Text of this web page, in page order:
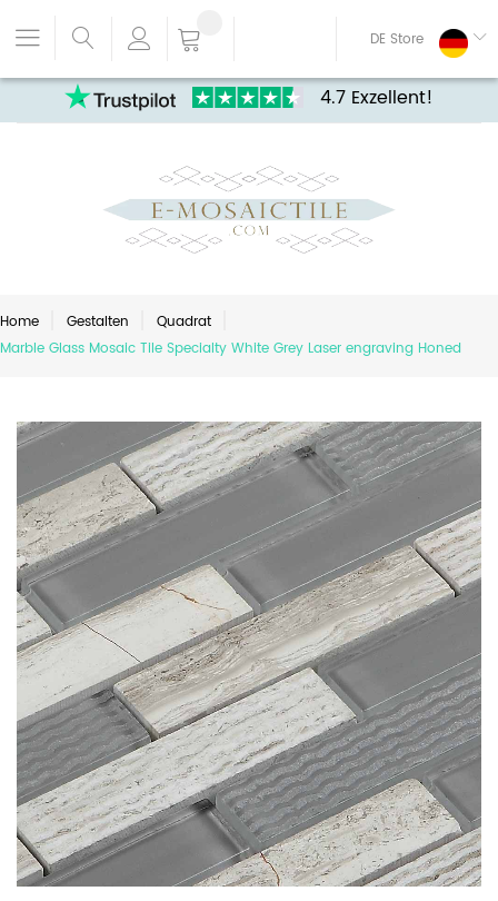
4.7 Exzellent!
DE Store
Home Gestalten
Quadrat
Marble Glass Mosaic Tile Specialty White Grey Laser engraving Honed